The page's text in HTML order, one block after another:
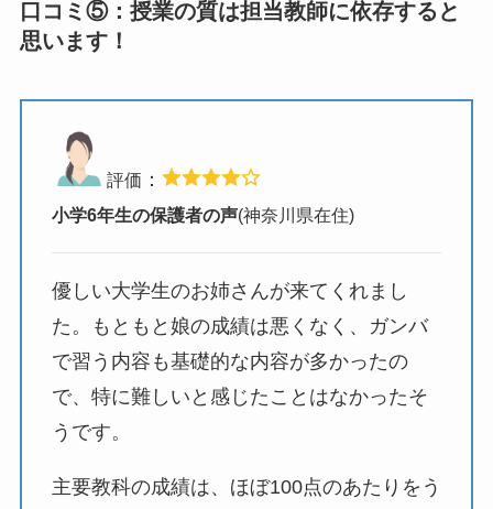
口コミ⑤：授業の質は担当教師に依存すると
思います！
評価 ：
小学6年生の保護者の声(神奈川県在住)
優しい大学生のお姉さんが来てくれまし
た。もともと娘の成績は悪くなく、ガンバ
で習う内容も基礎的な内容が多かったの
で、特に難しいと感じたことはなかったそ
うです。
主要教科の成績は、ほぼ100点のあたりをう